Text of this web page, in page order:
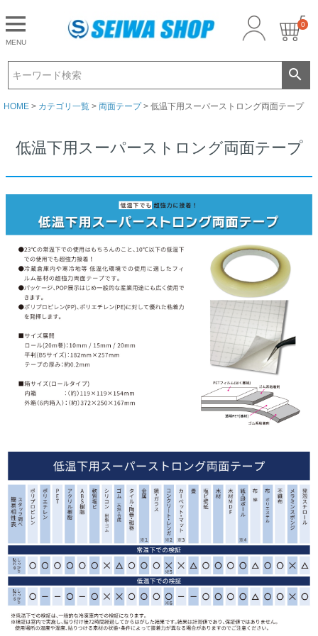
MENU
0
HOME カテゴリ一覧 両面テープ 低温下用スーパーストロング両面テープ
CLOSE
ログイン
オーダーメイドテープシリーズ
ドリームパック
くりぴた浮きウキシリーズ
デザインシール
ファブリックパネル
フック
低温下用スーパーストロング両面テープ